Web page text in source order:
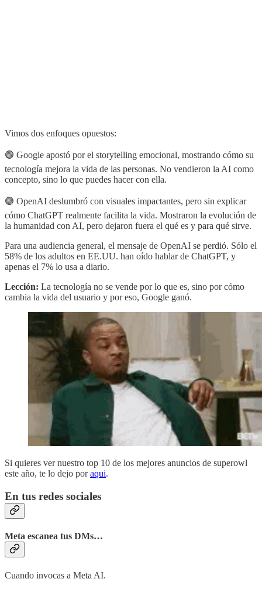
Vimos dos enfoques opuestos:
🟣 Google apostó por el storytelling emocional, mostrando cómo su
tecnología mejora la vida de las personas. No vendieron la AI como
concepto, sino lo que puedes hacer con ella.
🟣 OpenAI deslumbró con visuales impactantes, pero sin explicar
cómo ChatGPT realmente facilita la vida. Mostraron la evolución de
la humanidad con AI, pero dejaron fuera el qué es y para qué sirve.
Para una audiencia general, el mensaje de OpenAI se perdió. Sólo el
58% de los adultos en EE.UU. han oído hablar de ChatGPT, y
apenas el 7% lo usa a diario.
Lección: La tecnología no se vende por lo que es, sino por cómo
cambia la vida del usuario y por eso, Google ganó.
Si quieres ver nuestro top 10 de los mejores anuncios de superowl
este año, te lo dejo poraqui.
En tus redes sociales
Meta escanea tus DMs…
Cuando invocas a Meta AI.